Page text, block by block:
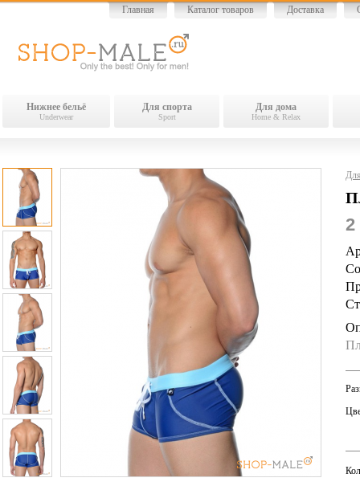
Главная Каталог товаров Доставка
Нижнее бельё
Underwear
Для спорта
Sport
Для дома
Home & Relax
2